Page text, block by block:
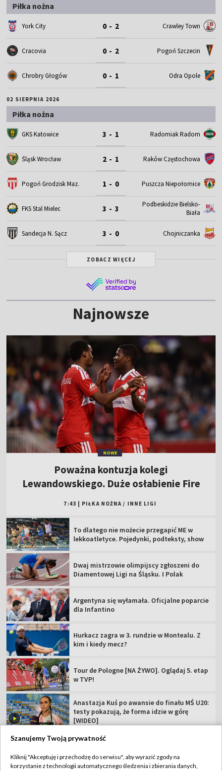
Piłka nożna
York City 0 - 2 Crawley Town
Cracovia 0 - 2 Pogoń Szczecin
Chrobry Głogów 0 - 1 Odra Opole
02 SIERPNIA 2026
Piłka nożna
GKS Katowice 3 - 1 Radomiak Radom
Śląsk Wrocław 2 - 1 Raków Częstochowa
Pogoń Grodzisk Maz. 1 - 0 Puszcza Niepołomice
FKS Stal Mielec 3 - 3
Podbeskidzie Bielsko-
Biała
Sandecja N. Sącz 3 - 0 Chojniczanka
ZOBACZ WIĘCEJ
Najnowsze
NOWE
Poważna kontuzja kolegi
Lewandowskiego. Duże osłabienie Fire
7:43 PIŁKA NOŻNA / INNE LIGI
To dlatego nie możecie przegapić ME w
lekkoatletyce. Pojedynki, podteksty, show
Dwaj mistrzowie olimpijscy zgłoszeni do
Diamentowej Ligi na Śląsku. I Polak
Argentyna się wyłamała. Oficjalne poparcie
dla Infantino
Hurkacz zagra w 3. rundzie w Montealu. Z
kim i kiedy mecz?
Tour de Pologne [NA ŻYWO]. Oglądaj 5. etap
w TVP!
Anastazja Kuś po awansie do finału MŚ U20:
testy pokazują, że forma idzie w górę
[WIDEO]
Szanujemy Twoją prywatność
Kliknij "Akceptuję i przechodzę do serwisu", aby wyrazić zgody na
korzystanie z technologii automatycznego śledzenia i zbierania danych,